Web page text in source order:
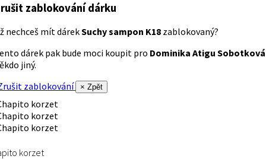
zablokování dárku
nechceš mít dárekSuchy sampon K18 zablokovaný?
dárek pak bude moci koupit pro Dominika Atigu Sobotková
jiný.
zablokování
× Zpět
korzet